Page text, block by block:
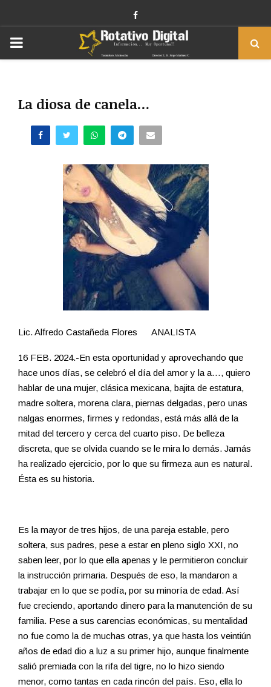
Facebook
PRIMARY
La diosa de canela…
Lic. Alfredo Castañeda Flores ANALISTA
16 FEB. 2024.-En esta oportunidad y aprovechando que
hace unos días, se celebró el día del amor y la a…, quiero
hablar de una mujer, clásica mexicana, bajita de estatura,
madre soltera, morena clara, piernas delgadas, pero unas
nalgas enormes, firmes y redondas, está más allá de la
mitad del tercero y cerca del cuarto piso. De belleza
discreta, que se olvida cuando se le mira lo demás. Jamás
ha realizado ejercicio, por lo que su firmeza aun es natural.
Ésta es su historia.
Es la mayor de tres hijos, de una pareja estable, pero
soltera, sus padres, pese a estar en pleno siglo XXI, no
saben leer, por lo que ella apenas y le permitieron concluir
la instrucción primaria. Después de eso, la mandaron a
trabajar en lo que se podía, por su minoría de edad. Así
fue creciendo, aportando dinero para la manutención de su
familia. Pese a sus carencias económicas, su mentalidad
no fue como la de muchas otras, ya que hasta los veintiún
años de edad dio a luz a su primer hijo, aunque finalmente
salió premiada con la rifa del tigre, no lo hizo siendo
menor, como tantas en cada rincón del país. Eso, ella lo